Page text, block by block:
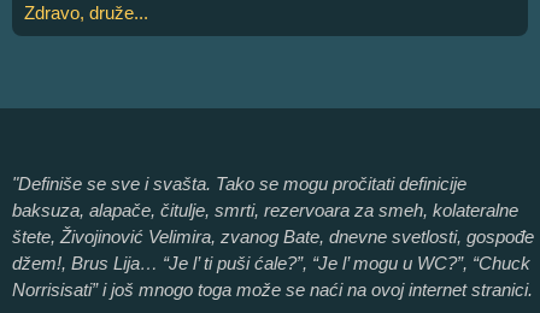
Zdravo, druže...
"Definiše se sve i svašta. Tako se mogu pročitati definicije
baksuza, alapače, čitulje, smrti, rezervoara za smeh, kolateralne
štete, Živojinović Velimira, zvanog Bate, dnevne svetlosti, gospođe
džem!, Brus Lija… “Je l’ ti puši ćale?”, “Je l’ mogu u WC?”, “Chuck
Norrisisati” i još mnogo toga može se naći na ovoj internet stranici.